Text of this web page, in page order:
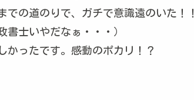
での道のりで、ガチで意識遠のいた！！
書士いやだなぁ・・・）
かったです。感動のポカリ！？